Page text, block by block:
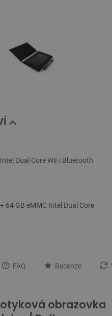
Dual Core WiFi Bluetooth
64 GB eMMC Intel Dual Core
FAQ Recenze
obrazovka